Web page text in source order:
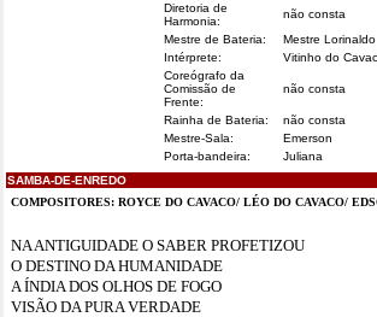
Diretoria de
Harmonia:
não consta
Mestre de Bateria:
Mestre Lorinaldo
Intérprete:
Vitinho do
Coreógrafo da
Comissão de
Frente:
não consta
Rainha de Bateria:
não consta
Mestre-Sala:
Emerson
Porta-bandeira:
Juliana
SAMBA-DE-ENREDO
COMPOSITORES: ROYCE DO CAVACO/ LÉO DO CAVACO/
NA ANTIGUIDADE O SABER PROFETIZOU
O DESTINO DA HUMANIDADE
A ÍNDIA DOS OLHOS DE FOGO
VISÃO DA PURA VERDADE